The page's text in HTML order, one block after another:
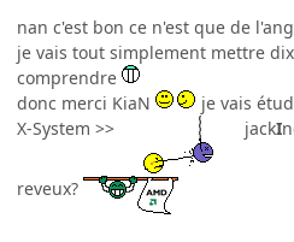
nan c'est bon ce n'est que de
je vais tout simplement mettre
comprendre
donc merci KiaN
je vais
X-System >>
jackI
reveux?